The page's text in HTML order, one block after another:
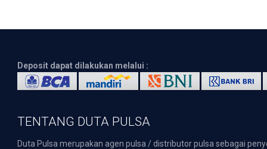
Deposit dapat dilakukan melalui :
TENTANG DUTA PULSA
Duta Pulsa merupakan agen pulsa / distributor pulsa sebagai